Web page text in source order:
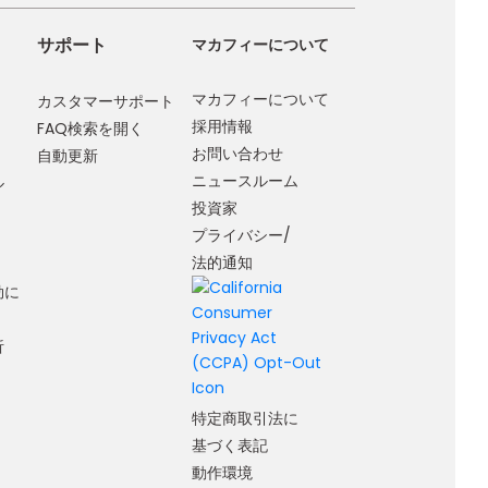
サポート
カスタマーサポート
FAQ検索を開く
自動更新
マカフィーについて
マカフィーについて
採用情報
お問い合わせ
ニュースルーム
投資家
プライバシー/
法的通知
特定商取引法に
基づく表記
動作環境